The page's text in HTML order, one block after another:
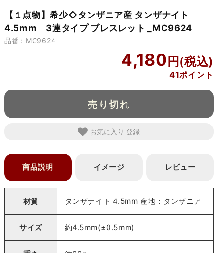
【１点物】希少◇タンザニア産 タンザナイト
4.5mm 3連タイプ ブレスレット _MC9624
品番：MC9624
4,180
41ポイント
売り切れ
お気に入り
商品説明 イメージ レビュー
材質 タンザナイト 4.5mm 産地：タンザニア
サイズ 約4.5mm(±0.5mm)